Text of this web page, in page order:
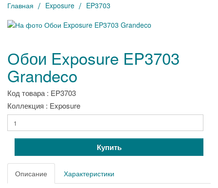
Главная Exposure EP3703
Обои Exposure EP3703
Grandeco
Код товара : EP3703
Коллекция : Exposure
Купить
Описание Характеристики